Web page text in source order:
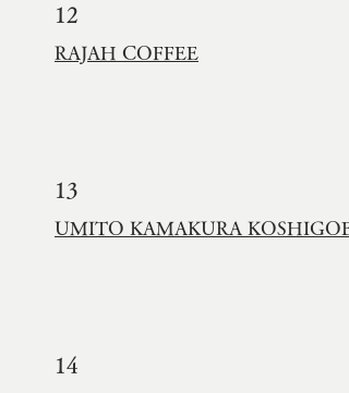
12
RAJAH COFFEE
13
UMITO KAMAKURA KOSHIGOE
14